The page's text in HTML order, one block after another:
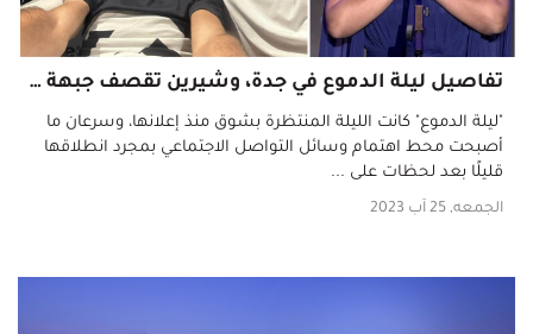
تفاصيل ليلة الدموع في جدة، وشيرين تقصف جبهة أنغام!!
"ليلة الدموع" كانت الليلة المنتظرة بشوق منذ إعلانها، وسرعان ما
أصبحت محط اهتمام وسائل التواصل الاجتماعي بمجرد انطلاقها
قليلًا بعد لحظات على ...
الجمعه, 25 آب 2023